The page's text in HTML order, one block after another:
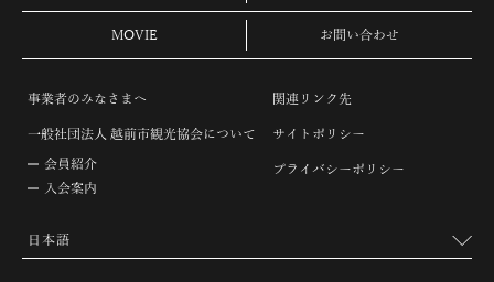
MOVIE お問い合わせ
事業者のみなさまへ
一般社団法人 越前市観光協会について
会員紹介
入会案内
関連リンク先
サイトポリシー
プライバシーポリシー